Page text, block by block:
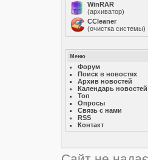
WinRAR
(архиватор)
ССleaner
(очистка системы)
Меню
Форум
Поиск в новостях
Архив новостей
Календарь новостей
Топ
Опросы
Связь с нами
RSS
Контакт